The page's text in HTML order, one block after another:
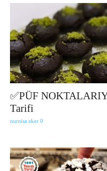
✅PÜF
Tarifi
nurnisa eker 0